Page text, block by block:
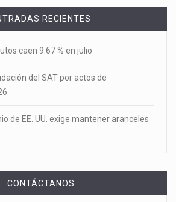
RECIENTES
caen 9.67 % en julio
del SAT por actos de
de EE. UU. exige mantener aranceles
CONTÁCTANOS